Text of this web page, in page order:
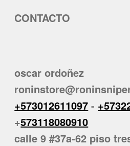
CONTACTO
oscar ordoñez
+573012611097 -
+573118080910
calle 9 #37a-62 piso